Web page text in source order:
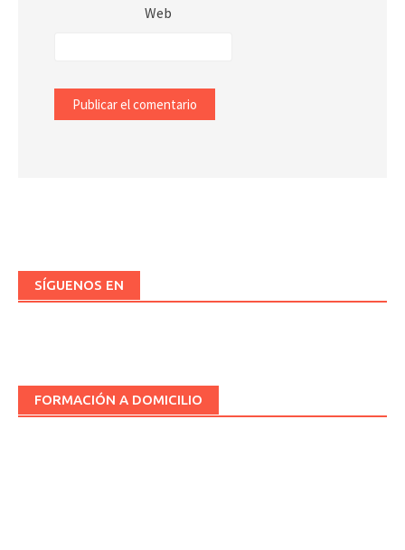
Web
SÍGUENOS EN
FORMACIÓN A DOMICILIO